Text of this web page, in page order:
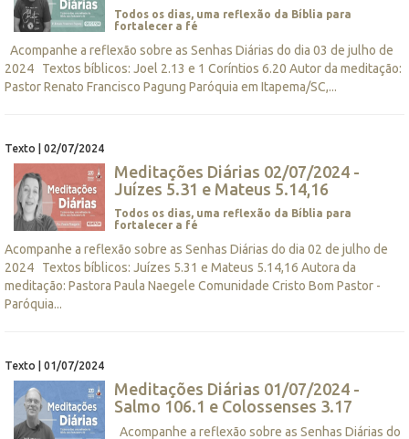
Todos os dias, uma reflexão da Bíblia para
fortalecer a fé
Acompanhe a reflexão sobre as Senhas Diárias do dia 03 de julho de
2024 Textos bíblicos: Joel 2.13 e 1 Coríntios 6.20 Autor da meditação:
Pastor Renato Francisco Pagung Paróquia em Itapema/SC,...
Texto | 02/07/2024
Meditações Diárias 02/07/2024 -
Juízes 5.31 e Mateus 5.14,16
Todos os dias, uma reflexão da Bíblia para
fortalecer a fé
Acompanhe a reflexão sobre as Senhas Diárias do dia 02 de julho de
2024 Textos bíblicos: Juízes 5.31 e Mateus 5.14,16 Autora da
meditação: Pastora Paula Naegele Comunidade Cristo Bom Pastor -
Paróquia...
Texto | 01/07/2024
Meditações Diárias 01/07/2024 -
Salmo 106.1 e Colossenses 3.17
Acompanhe a reflexão sobre as Senhas Diárias do